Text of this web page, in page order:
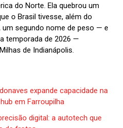
do Norte. Ela quebrou um
o Brasil tivesse, além do
segundo nome de peso — e
temporada de 2026 —
de Indianápolis.
expande capacidade na
em Farroupilha
digital: a autotech que